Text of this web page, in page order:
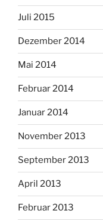
Juli 2015
Dezember 2014
Mai 2014
Februar 2014
Januar 2014
November 2013
September 2013
April 2013
Februar 2013